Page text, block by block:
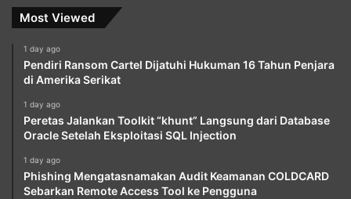
Most Viewed
1 day ago
Pendiri Ransom Cartel Dijatuhi Hukuman 16 Tahun Penjara
di Amerika Serikat
1 day ago
Peretas Jalankan Toolkit “khunt” Langsung dari Database
Oracle Setelah Eksploitasi SQL Injection
1 day ago
Phishing Mengatasnamakan Audit Keamanan COLDCARD
Sebarkan Remote Access Tool ke Pengguna